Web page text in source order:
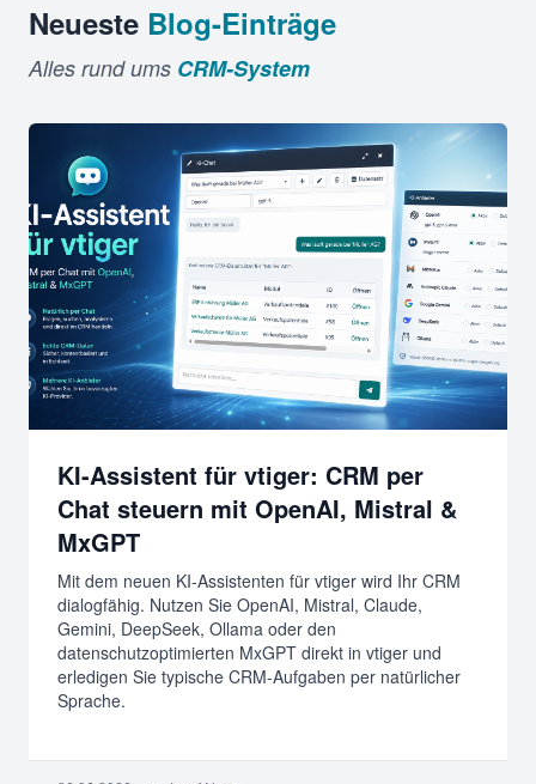
Neueste Blog-Einträge
Alles rund ums CRM-System
KI-Assistent für vtiger: CRM per
Chat steuern mit OpenAI, Mistral &
MxGPT
Mit dem neuen KI-Assistenten für vtiger wird Ihr CRM
dialogfähig. Nutzen Sie OpenAI, Mistral, Claude,
Gemini, DeepSeek, Ollama oder den
datenschutzoptimierten MxGPT direkt in vtiger und
erledigen Sie typische CRM-Aufgaben per natürlicher
Sprache.